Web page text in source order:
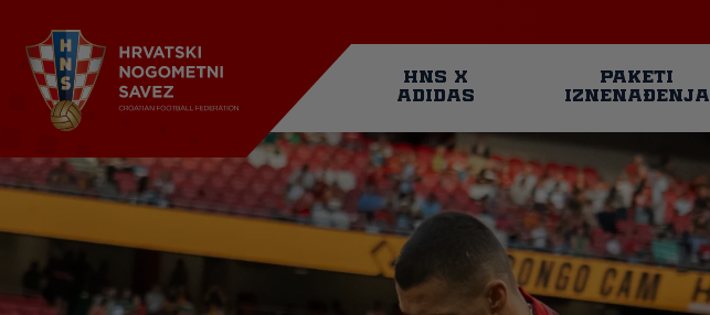
glavni
sadržaj
Main
navigation
HNS X
ADIDAS
PAKETI
IZNENAĐENJA